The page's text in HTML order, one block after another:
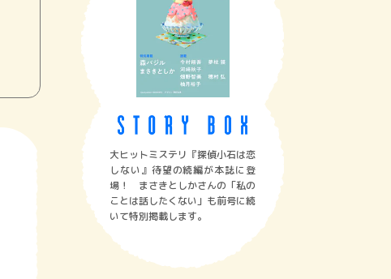
大ヒットミステリ『探偵小石は恋
しない』待望の続編が本誌に登
場！ まさきとしかさんの「私の
ことは話したくない」も前号に続
いて特別掲載します。